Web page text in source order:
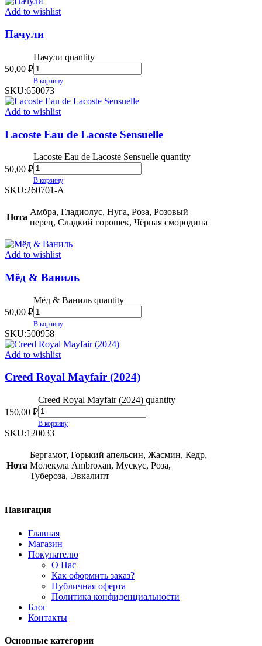
Add to wishlist
Пачули
50,00 ₽
Пачули quantity
В корзину
SKU:650073
Add to wishlist
Lacoste Eau de Lacoste Sensuelle
50,00 ₽
Lacoste Eau de Lacoste Sensuelle quantity
В корзину
SKU:260701-A
Нота
Амбра, Гладиолус, Нуга, Роза, Розовый
перец, Сладкий горошек, Чёрная смородина
Add to wishlist
Мёд & Ваниль
50,00 ₽
Мёд & Ваниль quantity
В корзину
SKU:500958
Add to wishlist
Creed Royal Mayfair (2024)
150,00 ₽
Creed Royal Mayfair (2024) quantity
В корзину
SKU:120033
Нота
Бергамот, Горький апельсин, Жасмин, Кедр,
Молекула Ambroxan, Мускус, Роза,
Тубероза, Эвкалипт
Навигация
Главная
Магазин
Покупателю
О Нас
Как оформить заказ?
Публичная оферта
Политика конфиденциальности
Блог
Контакты
Основные категории